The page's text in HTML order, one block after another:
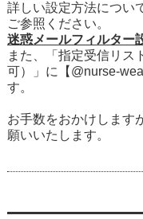
詳しい設定方法につい
ご参照ください。
迷惑メールフィルター
また、「指定受信リス
可）」に【@nurse-
す。
お手数をおかけします
願いいたします。